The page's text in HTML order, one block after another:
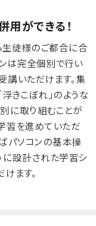
用ができる！
生徒様のご都合に合
は完全個別で行い
講いただけます。集
きこぼれ」のような
に取り組むことが
習を進めていただ
パソコンの基本操
に設計された学習シ
ます。